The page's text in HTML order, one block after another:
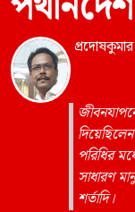
প্রদোষকুমার
পরিধির
সাধারণ
শর্তাদি।